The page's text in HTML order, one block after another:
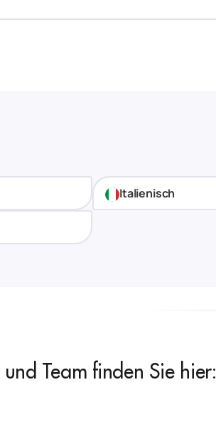
Italienisch
Team finden Sie hier: